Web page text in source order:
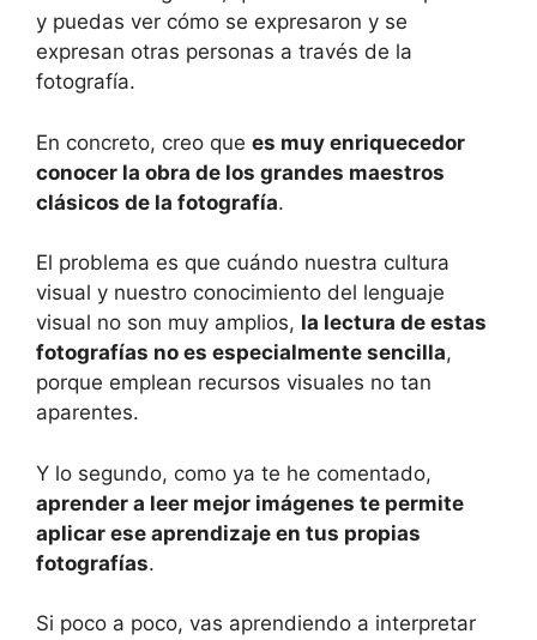
y puedas ver cómo se expresaron y se
expresan otras personas a través de la
fotografía.
En concreto, creo que es muy enriquecedor
conocer la obra de los grandes maestros
clásicos de la fotografía.
El problema es que cuándo nuestra cultura
visual y nuestro conocimiento del lenguaje
visual no son muy amplios, la lectura de estas
fotografías no es especialmente sencilla,
porque emplean recursos visuales no tan
aparentes.
Y lo segundo, como ya te he comentado,
aprender a leer mejor imágenes te permite
aplicar ese aprendizaje en tus propias
fotografías.
Si poco a poco, vas aprendiendo a interpretar